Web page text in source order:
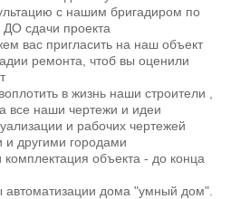
с нашим бригадиром по
сдачи проекта
вас пригласить на наш объект
ремонта, чтоб вы оценили
в жизнь наши строители ,
все наши чертежи и идеи
и рабочих чертежей
и другими городами
объекта - до конца
дома "умный дом".